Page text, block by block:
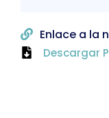
Enlace a la
Descargar